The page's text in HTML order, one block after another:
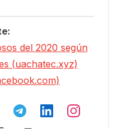
del 2020 según
(uachatec.xyz)